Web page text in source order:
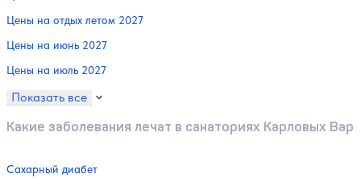
Цены на отдых летом 2027
Цены на июнь 2027
Цены на июль 2027
Показать все
Какие заболевания лечат в санаториях Карловых Вар
Сахарный диабет